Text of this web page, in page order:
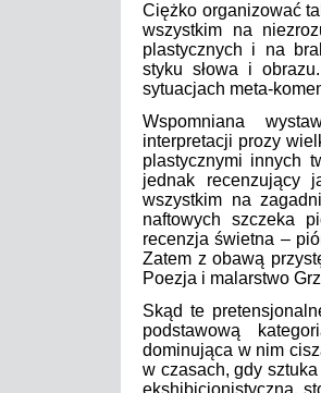
Ciężko organizować
wszystkim na
plastycznych i na
styku słowa i
sytuacjach meta-
Wspomniana
interpretacji prozy
plastycznymi innych
jednak recenzujący
wszystkim na
naftowych szczeka
recenzja świetna –
Zatem z obawą
Poezja i malarstwo
Skąd te
podstawową
dominująca w nim
w czasach, gdy
ekshibicjonistyczna,